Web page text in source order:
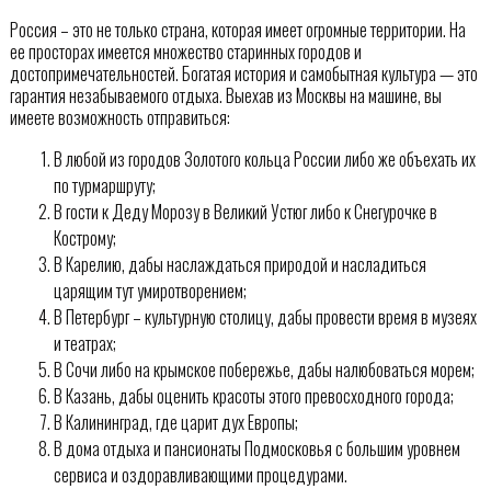
Россия – это не только страна, которая имеет огромные территории. На
ее просторах имеется множество старинных городов и
достопримечательностей. Богатая история и самобытная культура — это
гарантия незабываемого отдыха. Выехав из Москвы на машине, вы
имеете возможность отправиться:
В любой из городов Золотого кольца России либо же объехать их
по турмаршруту;
В гости к Деду Морозу в Великий Устюг либо к Снегурочке в
Кострому;
В Карелию, дабы наслаждаться природой и насладиться
царящим тут умиротворением;
В Петербург – культурную столицу, дабы провести время в музеях
и театрах;
В Сочи либо на крымское побережье, дабы налюбоваться морем;
В Казань, дабы оценить красоты этого превосходного города;
В Калининград, где царит дух Европы;
В дома отдыха и пансионаты Подмосковья с большим уровнем
сервиса и оздоравливающими процедурами.